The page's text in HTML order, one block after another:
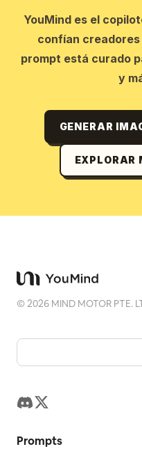
YouMind es el
confían creadores
prompt está curado
y
GENERAR
EXPLORAR
©2026 MIND MOTOR PTE.
Prompts